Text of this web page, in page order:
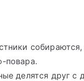
повара.
делятся друг